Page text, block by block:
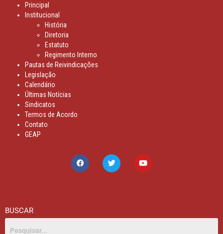
Principal
Institucional
História
Diretoria
Estatuto
Regimento Interno
Pautas de Reivindicações
Legislação
Calendário
Últimas Notícias
Sindicatos
Termos de Acordo
Contato
GEAP
BUSCAR